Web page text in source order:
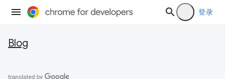
登录
Blog